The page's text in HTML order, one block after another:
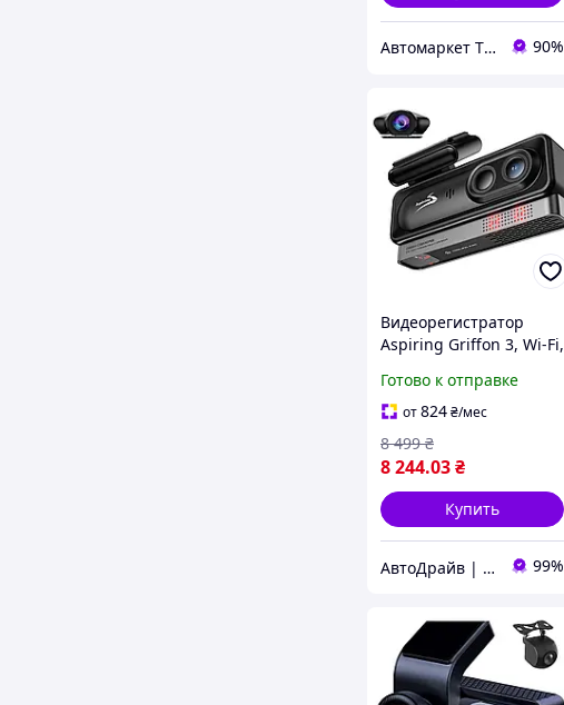
Автомаркет TVMusic 90%
Видеорегистратор
Aspiring Griffon 3, Wi-Fi,
с дополнительной
камерой
Готово к отправке
от824₴/мес
8 244.03₴
8 499 ₴
Купить
АвтоДрайв | Интернет-магазин звука и автоэлектроники 99%